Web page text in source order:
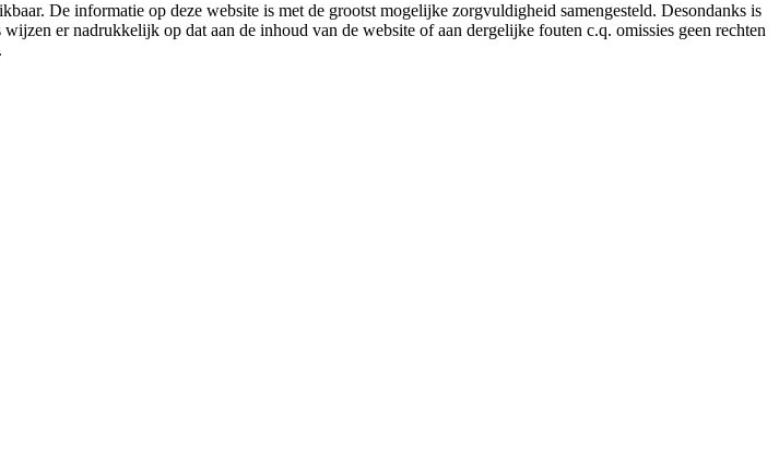
De informatie op deze website is met de grootst mogelijke zorgvuldigheid samengesteld. Desondanks is
er nadrukkelijk op dat aan de inhoud van de website of aan dergelijke fouten c.q. omissies geen rechten